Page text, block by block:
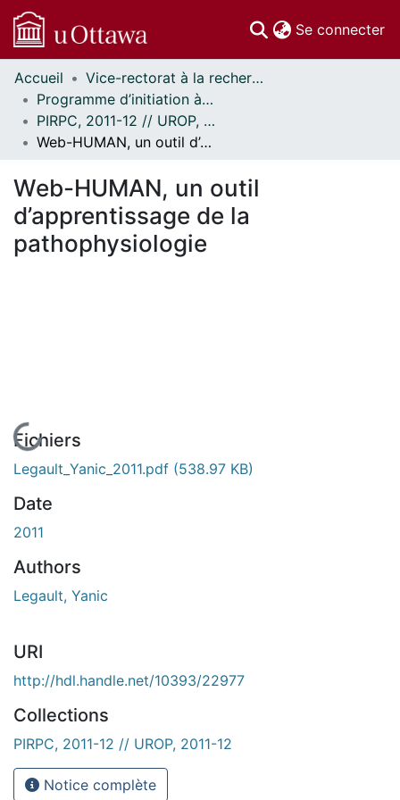
Se connecter
Communautés
et collections
Parcourir
Statistiques
À propos
Accueil
Vice-rectorat à la recherche // Office of the V-P, Research
Programme d’initiation à la recherche au premier cycle (PIRPC) // Undergraduate Research Opportunity Program (UROP)
PIRPC, 2011-12 // UROP, 2011-12
Web-HUMAN, un outil d’apprentissage de la pathophysiologie
Web-HUMAN, un outil
d’apprentissage de la
pathophysiologie
En cours de chargement...
Fichiers
Legault_Yanic_2011.pdf (538.97 KB)
Date
2011
Authors
Legault, Yanic
URI
http://hdl.handle.net/10393/22977
Collections
PIRPC, 2011-12 // UROP, 2011-12
Notice complète